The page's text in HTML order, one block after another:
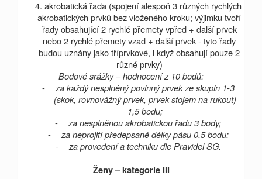
4. akrobatická řada (spojení alespoň 3 různých rychlých
akrobatických prvků bez vloženého kroku; výjimku tvoří
řady obsahující 2 rychlé přemety vpřed + další prvek
nebo 2 rychlé přemety vzad + další prvek - tyto řady
budou uznány jako tříprvkové, i když obsahují pouze 2
různé prvky)
Bodové srážky – hodnocení z 10 bodů:
-
za každý nesplněný povinný prvek ze skupin 1-3
(skok, rovnovážný prvek, prvek stojem na rukout)
1,5 bodu;
-
za nesplněnou akrobatickou řadu 3 body;
-
za neprojití předepsané délky pásu 0,5 bodu;
-
za provedení a techniku dle Pravidel SG.
Ženy – kategorie III